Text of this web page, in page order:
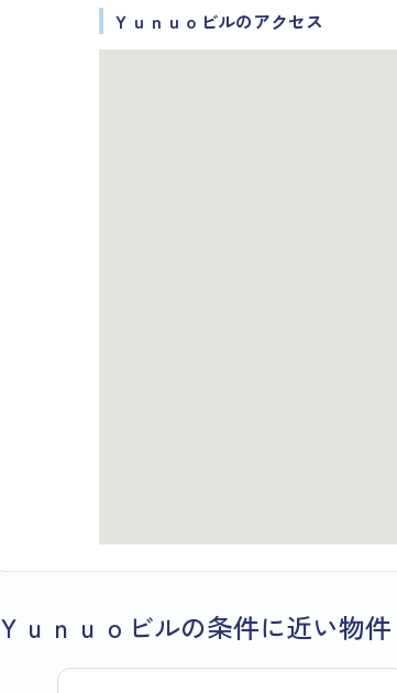
Ｙｕｎｕｏビルのアクセス
Ｙｕｎｕｏビルの条件に近い物件